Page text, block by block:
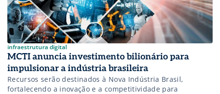
infraestrutura digital
MCTI anuncia investimento bilionário para
impulsionar a indústria brasileira
Recursos serão destinados à Nova Indústria Brasil,
fortalecendo a inovação e a competitividade para